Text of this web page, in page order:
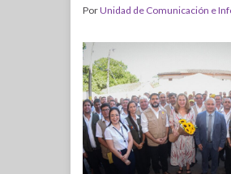
PorUnidad de Comunicación e